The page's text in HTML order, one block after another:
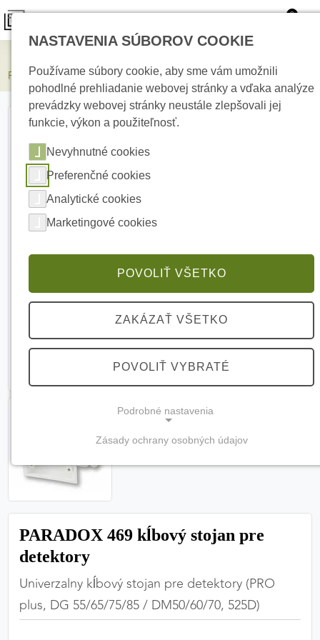
0
PARADOX 469 kĺbový stojan pre detektory
PARADOX 469 kĺbový stojan pre
detektory
Univerzalny kĺbový stojan pre detektory (PRO
plus, DG 55/65/75/85 / DM50/60/70, 525D)
NASTAVENIA SÚBOROV COOKIE
Používame súbory cookie, aby sme vám umožnili
pohodlné prehliadanie webovej stránky a vďaka analýze
prevádzky webovej stránky neustále zlepšovali jej
funkcie, výkon a použiteľnosť.
Nevyhnutné cookies
Preferenčné cookies
Analytické cookies
Marketingové cookies
POVOLIŤ VŠETKO
ZAKÁZAŤ VŠETKO
POVOLIŤ VYBRATÉ
Podrobné nastavenia
(vždy aktívne, nemožno vypnúť)
Tieto cookies sú potrebné na správne fungovanie
zabezpečiť jej plnú funkčnosť.
Zásady ochrany osobných údajov